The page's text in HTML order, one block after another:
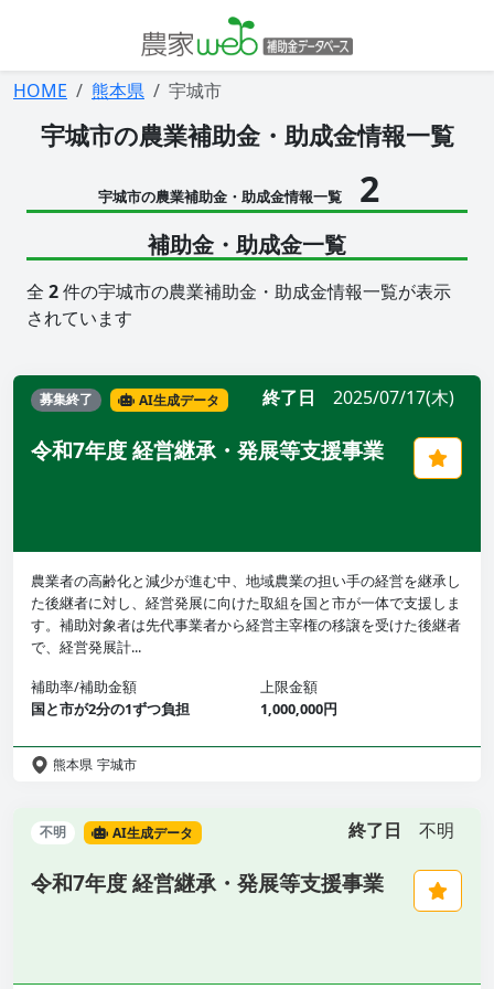
HOME 熊本県 宇城市
宇城市の農業補助金・助成金情報一覧
宇城市の農業補助金・助成金情報一覧 2
補助金・助成金一覧
全 2件の宇城市の農業補助金・助成金情報一覧が表示
されています
募集終了 AI生成データ 終了日 2025/07/17(木)
令和7年度 経営継承・発展等支援事業
農業者の高齢化と減少が進む中、地域農業の担い手の経営を継承し
た後継者に対し、経営発展に向けた取組を国と市が一体で支援しま
す。補助対象者は先代事業者から経営主宰権の移譲を受けた後継者
で、経営発展計...
補助率/補助金額
国と市が2分の1ずつ負担
上限金額
1,000,000円
熊本県 宇城市
不明 AI生成データ 終了日 不明
令和7年度 経営継承・発展等支援事業